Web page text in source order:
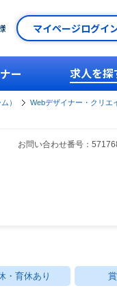
マイページログイ
ー 求人を探
）
Webデザイナー・クリエ
お問い合わせ番号：
・育休あり